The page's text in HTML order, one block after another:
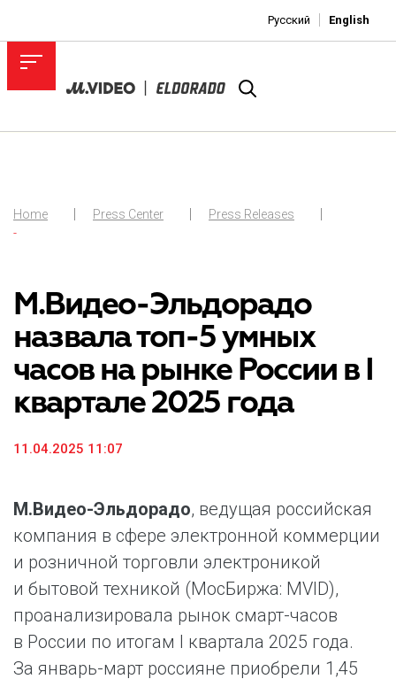
Русский English
Home Press Center
Press Releases
-
М.Видео-Эльдорадо
назвала топ-5 умных
часов на рынке России в I
квартале 2025 года
11.04.2025 11:07
М.Видео-Эльдорадо, ведущая российская
компания в сфере электронной коммерции
и розничной торговли электроникой
и бытовой техникой (МосБиржа: MVID),
проанализировала рынок смарт-часов
в России по итогам I квартала 2025 года.
За январь-март россияне приобрели 1,45